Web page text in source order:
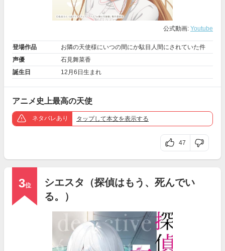
公式動画: Youtube
登場作品
お隣の天使様にいつの間にか駄目人間にされていた件
声優
石見舞菜香
誕生日
12月6日生まれ
アニメ史上最高の天使
ネタバレあり タップして本文を表示する
47
3位
シエスタ（探偵はもう、死んでい
る。）